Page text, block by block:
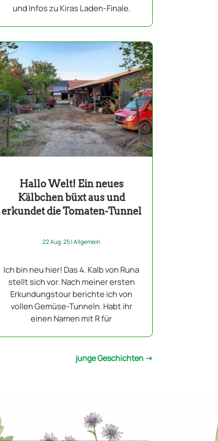
und Infos zu Kiras Laden-Finale.
Hallo Welt! Ein neues
Kälbchen büxt aus und
erkundet die Tomaten-Tunnel
22 Aug. 25|Allgemein
Ich bin neu hier! Das 4. Kalb von Runa
stellt sich vor. Nach meiner ersten
Erkundungstour berichte ich von
vollen Gemüse-Tunneln. Habt ihr
einen Namen mit R für